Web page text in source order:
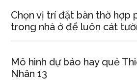
Chọn vị trí đặt bàn thờ hợp
trong nhà ở để luôn cát
Mô hình dự báo hay quẻ
Nhân 13